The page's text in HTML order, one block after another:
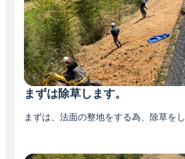
まずは除草します。
まずは、法面の整地をする為、除草をし